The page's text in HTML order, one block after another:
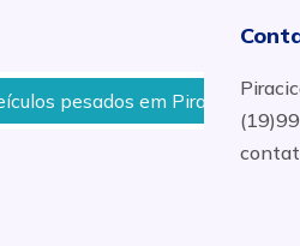
pesados em Piracicaba, SP